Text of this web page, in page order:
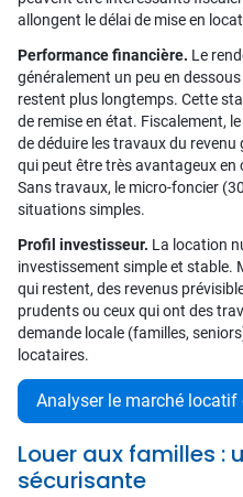
allongent le délai de mise en
Performance financière. Le
généralement un peu en
restent plus longtemps. Cette
de remise en état. Fiscalement,
de déduire les travaux du
qui peut être très avantageux
Sans travaux, le micro-foncier
situations simples.
Profil investisseur. La location
investissement simple et stable.
qui restent, des revenus
prudents ou ceux qui ont des
demande locale (familles,
locataires.
Analyser le marché locatif
Louer aux familles :
sécurisante